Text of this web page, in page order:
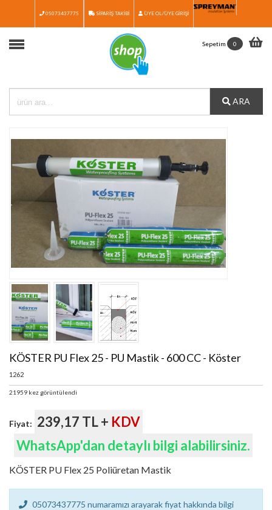
Anasayfa
Medya
Katalog
05073437775 SİPARİŞ TAKİBİ ÜYE OL/ÜYE GİRİŞİ
ARA
Sepetim 0
KÖSTER PU Flex 25 - PU Mastik - 600 CC - Köster
1262
21959 kez görüntülendi
Fiyat: 239,17 TL + KDV
WhatsApp'dan detaylı bilgi alabilirsiniz.
KÖSTER PU Flex 25 Poliüretan Mastik
05073437775 numaramızı arayarak fiyat hakkında bilgi